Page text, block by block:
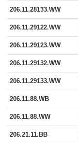
206.11.28133.WW
206.11.29122.WW
206.11.29123.WW
206.11.29132.WW
206.11.29133.WW
206.11.88.WB
206.11.88.WW
206.21.11.BB